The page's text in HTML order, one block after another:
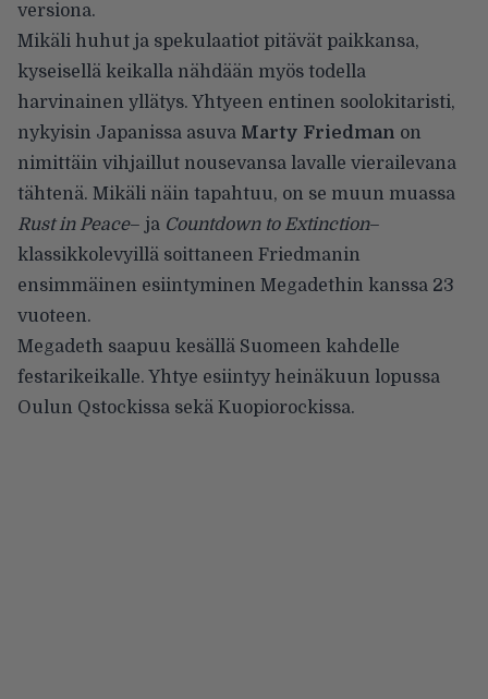
versiona.
Mikäli huhut ja spekulaatiot pitävät paikkansa,
kyseisellä keikalla nähdään myös todella
harvinainen yllätys. Yhtyeen entinen soolokitaristi,
nykyisin Japanissa asuva Marty Friedman on
nimittäin vihjaillut nousevansa lavalle vierailevana
tähtenä. Mikäli näin tapahtuu, on se muun muassa
Rust in Peace– ja Countdown to Extinction–
klassikkolevyillä soittaneen Friedmanin
ensimmäinen esiintyminen Megadethin kanssa 23
vuoteen.
Megadeth saapuu kesällä Suomeen kahdelle
festarikeikalle. Yhtye esiintyy heinäkuun lopussa
Oulun Qstockissa sekä Kuopiorockissa.